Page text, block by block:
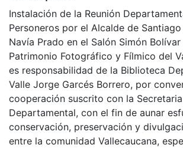
Instalación de la Reunión
Personeros por el Alcalde de
Navía Prado en el Salón Simón
Patrimonio Fotográfico y Fílmico del
es responsabilidad de la Biblioteca
Valle Jorge Garcés Borrero, por
cooperación suscrito con la
Departamental, con el fin de aunar
conservación, preservación y
entre la comunidad Vallecaucana,